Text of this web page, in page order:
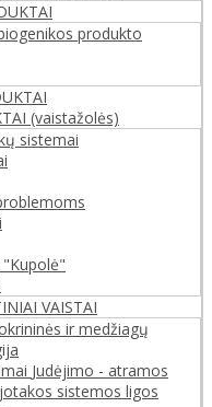
produkto
(vaistažolės)
sistemai
VAISTAI
ir medžiagų
Judėjimo - atramos
sistemos ligos